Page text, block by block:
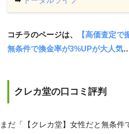
コチラのページは、
【高価査定で
無条件で換金率が3%UPが大人気
クレカ堂の口コミ評判
まだ「【クレカ堂】女性だと無条件